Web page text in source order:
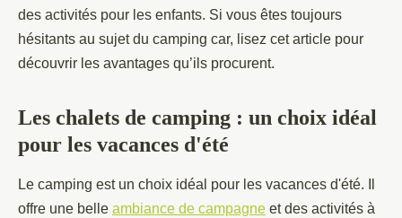
des activités pour les enfants. Si vous êtes toujours
hésitants au sujet du camping car, lisez cet article pour
découvrir les avantages qu’ils procurent.
Les chalets de camping : un choix idéal
pour les vacances d'été
Le camping est un choix idéal pour les vacances d'été. Il
offre une belle ambiance de campagne et des activités à